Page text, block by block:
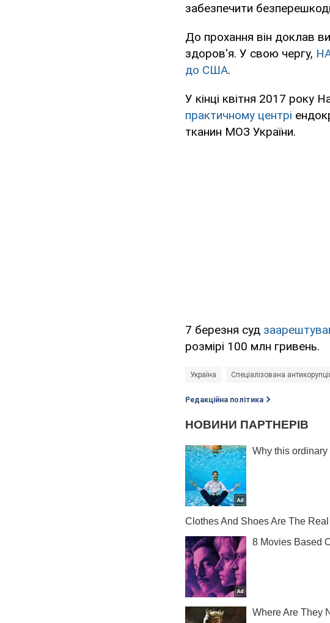
забезпечити
До прохання він доклав
здоров'я. У свою чергу,
до США.
У кінці квітня 2017 року
практичному центрі
тканин МОЗ України.
7 березня суд
розмірі 100 млн гривень.
Україна Спеціалізована
Редакційна політика